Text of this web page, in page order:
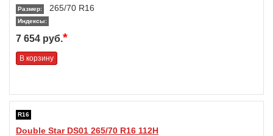
Размер: 265/70 R16
Индексы:
7 654 руб.*
В корзину
R16
Double Star DS01 265/70 R16 112H